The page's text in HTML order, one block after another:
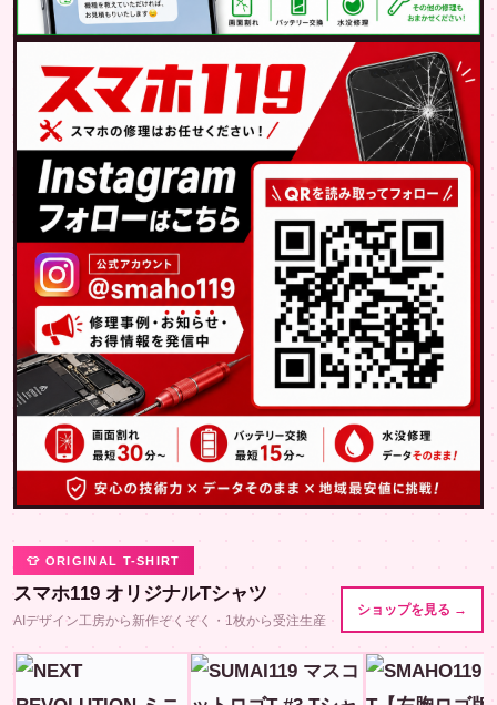
👕 ORIGINAL T-SHIRT
スマホ119 オリジナルTシャツ
AIデザイン工房から新作ぞくぞく・1枚から受注生産
ショップを見る →